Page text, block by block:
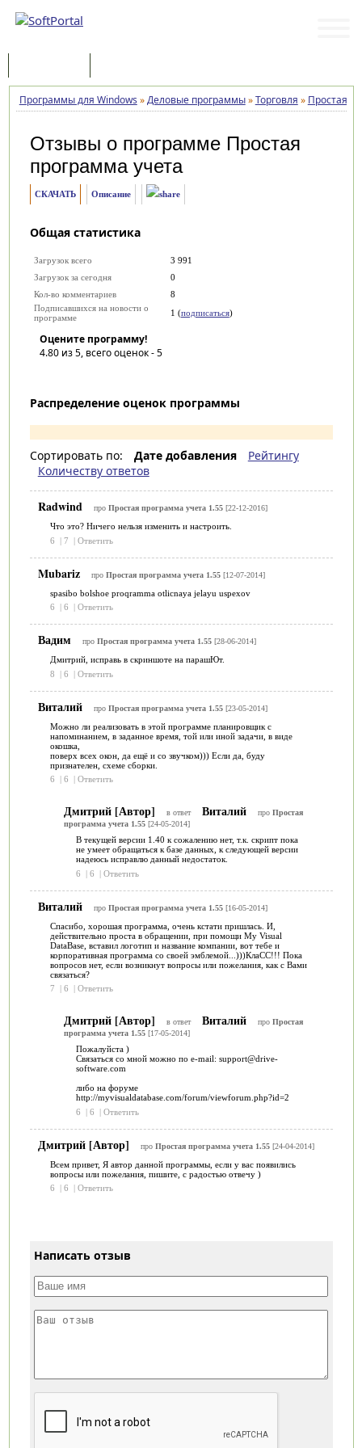
Программы для Windows »Деловые программы»Торговля » Простая
Отзывы о программе Простая
программа учета
СКАЧАТЬ Описание
Общая статистика
Загрузок всего
3 991
Загрузок за сегодня
0
Кол-во комментариев
8
Подписавшихся на новости о
программе
1 (подписаться)
Оцените программу!
4.80из 5, всего оценок -5
Распределение оценок программы
Сортировать по: Дате добавления
Рейтингу
Количеству ответов
Radwind про Простая программа учета 1.55[22-12-2016]
Что это? Ничего нельзя изменить и настроить.
6
| 7 | Ответить
Mubariz про Простая программа учета 1.55[12-07-2014]
spasibo bolshoe proqramma otlicnaya jelayu uspexov
6
| 6 | Ответить
Вадим про Простая программа учета 1.55[28-06-2014]
Дмитрий, исправь в скриншоте на парашЮт.
8
| 6 | Ответить
Виталий про Простая программа учета 1.55[23-05-2014]
Можно ли реализовать в этой программе планировщик с
напоминанием, в заданное время, той или иной задачи, в виде
окошка,
поверх всех окон, да ещё и со звучком))) Если да, буду
признателен, схеме сборки.
6
| 6 | Ответить
Дмитрий [Автор] в ответ Виталий про Простая
программа учета 1.55[24-05-2014]
В текущей версии 1.40 к сожалению нет, т.к. скрипт пока
не умеет обращаться к базе данных, к следующей версии
надеюсь исправлю данный недостаток.
6
| 6 | Ответить
Виталий про Простая программа учета 1.55[16-05-2014]
Спасибо, хорошая программа, очень кстати пришлась. И,
действительно проста в обращении, при помощи My Visual
DataBase, вставил логотип и название компании, вот тебе и
корпоративная программа со своей эмблемой...)))КлаСС!!! Пока
вопросов нет, если возникнут вопросы или пожелания, как с Вами
связаться?
7
| 6 | Ответить
Дмитрий [Автор] в ответ Виталий про Простая
программа учета 1.55[17-05-2014]
Пожалуйста )
Связаться со мной можно по e-mail: support@drive-
software.com
либо на форуме
http://myvisualdatabase.com/forum/viewforum.php?id=2
6
| 6 | Ответить
Дмитрий [Автор] про Простая программа учета 1.55[24-04-2014]
Всем привет, Я автор данной программы, если у вас появились
вопросы или пожелания, пишите, с радостью отвечу )
6
| 6 | Ответить
Написать отзыв